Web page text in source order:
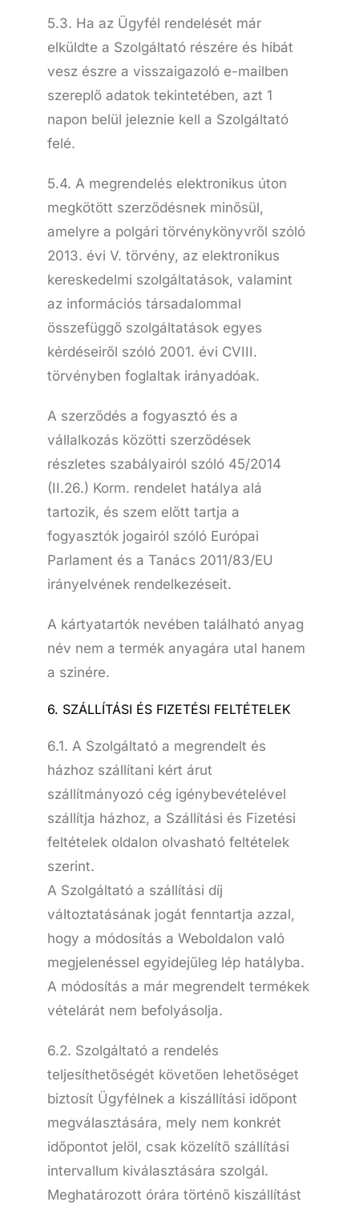
5.3. Ha az Ügyfél rendelését már
elküldte a Szolgáltató részére és hibát
vesz észre a visszaigazoló e-mailben
szereplő adatok tekintetében, azt 1
napon belül jeleznie kell a Szolgáltató
felé.
5.4. A megrendelés elektronikus úton
megkötött szerződésnek minősül,
amelyre a polgári törvénykönyvről szóló
2013. évi V. törvény, az elektronikus
kereskedelmi szolgáltatások, valamint
az információs társadalommal
összefüggő szolgáltatások egyes
kérdéseiről szóló 2001. évi CVIII.
törvényben foglaltak irányadóak.
A szerződés a fogyasztó és a
vállalkozás közötti szerződések
részletes szabályairól szóló 45/2014
(II.26.) Korm. rendelet hatálya alá
tartozik, és szem előtt tartja a
fogyasztók jogairól szóló Európai
Parlament és a Tanács 2011/83/EU
irányelvének rendelkezéseit.
A kártyatartók nevében található anyag
név nem a termék anyagára utal hanem
a szinére.
6. SZÁLLÍTÁSI ÉS FIZETÉSI FELTÉTELEK
6.1. A Szolgáltató a megrendelt és
házhoz szállítani kért árut
szállítmányozó cég igénybevételével
szállítja házhoz, a Szállítási és Fizetési
feltételek oldalon olvasható feltételek
szerint.
A Szolgáltató a szállítási díj
változtatásának jogát fenntartja azzal,
hogy a módosítás a Weboldalon való
megjelenéssel egyidejűleg lép hatályba.
A módosítás a már megrendelt termékek
vételárát nem befolyásolja.
6.2. Szolgáltató a rendelés
teljesíthetőségét követően lehetőséget
biztosít Ügyfélnek a kiszállítási időpont
megválasztására, mely nem konkrét
időpontot jelöl, csak közelítő szállítási
intervallum kiválasztására szolgál.
Meghatározott órára történő kiszállítást